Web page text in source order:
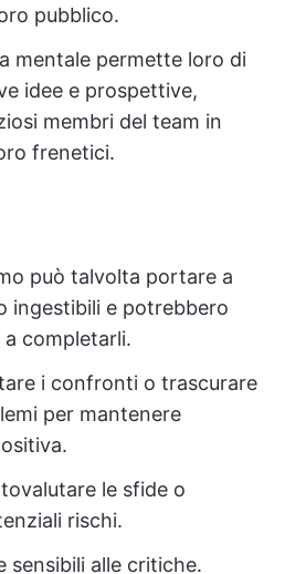
pubblico.
mentale permette loro di
idee e prospettive,
membri del team in
frenetici.
può talvolta portare a
ingestibili e potrebbero
completarli.
i confronti o trascurare
per mantenere
le sfide o
rischi.
sensibili alle critiche.